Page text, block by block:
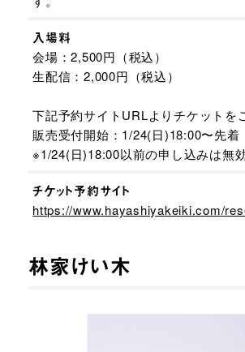
入場料
会場：2,500円（税込）
生配信：2,000円（税込）
下記予約サイトURLよりチケットを
販売受付開始：1/24(日)18:00〜先着
※1/24(日)18:00以前の申し込みは無
チケット予約サイト
https://www.hayashiyakeiki.com/
林家けい木